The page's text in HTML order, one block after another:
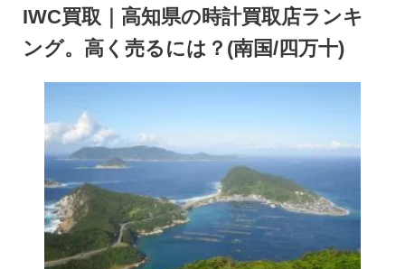
IWC買取｜高知県の時計買取店ランキ
ング。高く売るには？(南国/四万十)